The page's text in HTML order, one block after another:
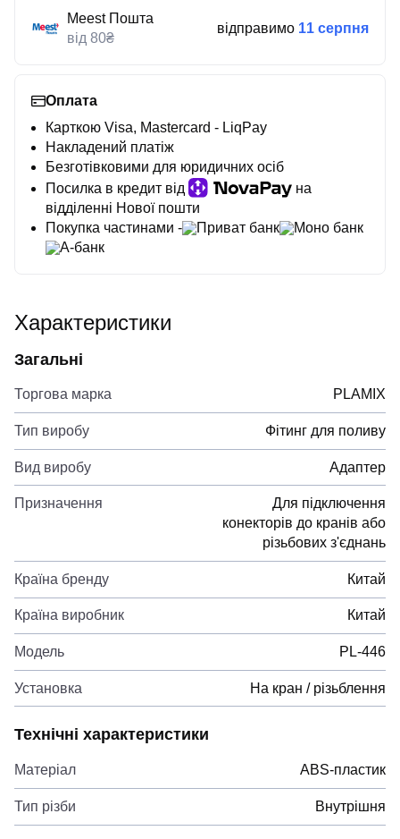
Meest Пошта
від 80₴
відправимо 11 серпня
Оплата
Карткою Visa, Mastercard - LiqPay
Накладений платіж
Безготівковими для юридичних осіб
Посилка в кредит від
на
відділенні Нової пошти
Покупка частинами -
Приват банк
Моно банк
А-банк
Характеристики
Загальні
Торгова марка PLAMIX
Тип виробу Фітинг для поливу
Вид виробу Адаптер
Призначення
Для підключення
конекторів до кранів або
різьбових з'єднань
Країна бренду Китай
Країна виробник Китай
Модель PL-446
Установка На кран / різьблення
Технічні характеристики
Матеріал ABS-пластик
Тип різби Внутрішня